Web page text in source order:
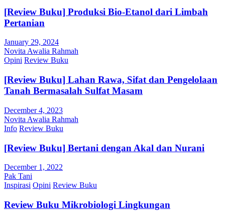
[Review Buku] Produksi Bio-Etanol dari Limbah
Pertanian
January 29, 2024
Novita Awalia Rahmah
Opini Review Buku
[Review Buku] Lahan Rawa, Sifat dan Pengelolaan
Tanah Bermasalah Sulfat Masam
December 4, 2023
Novita Awalia Rahmah
Info Review Buku
[Review Buku] Bertani dengan Akal dan Nurani
December 1, 2022
Pak Tani
Inspirasi Opini Review Buku
Review Buku Mikrobiologi Lingkungan